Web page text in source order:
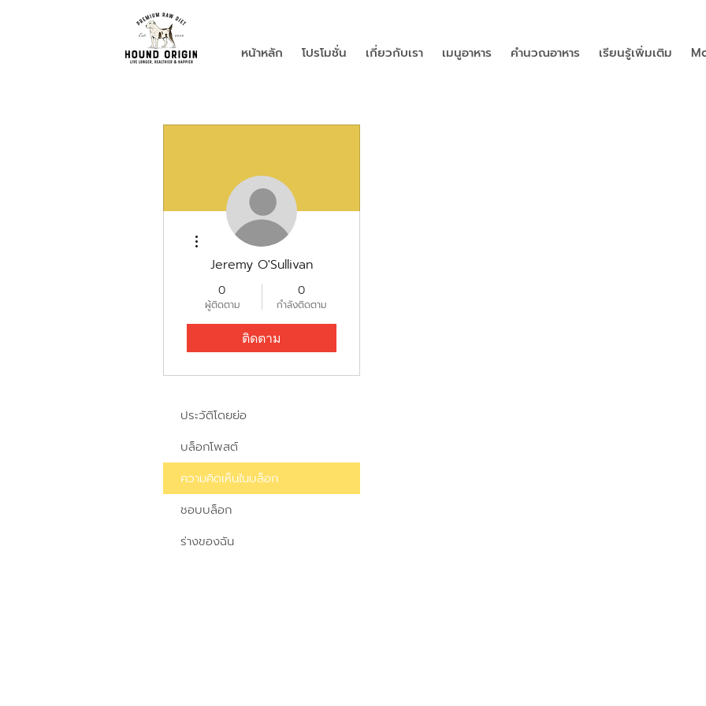
หน้าหลัก โปรโมชั่น เกี่ยวกับเรา เมนูอาหาร คำนวณอาหาร เรียนรู้เพิ่มเติม
Jeremy O'Sullivan
0
ผู้ติดตาม
0
กำลังติดตาม
ติดตาม
ขั้นตอนดำเนินการอื่นๆ
ประวัติโดยย่อ
บล็อกโพสต์
ความคิดเห็นในบล็อก
ชอบบล็อก
ร่างของฉัน